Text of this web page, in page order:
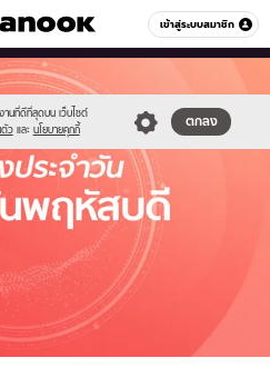
เข้าสู่ระบบสมาชิก
หมวดอื่นๆ
งานที่ดีที่สุดบน เว็บไซต์
ตัว และ นโยบายคุกกี้
ตกลง